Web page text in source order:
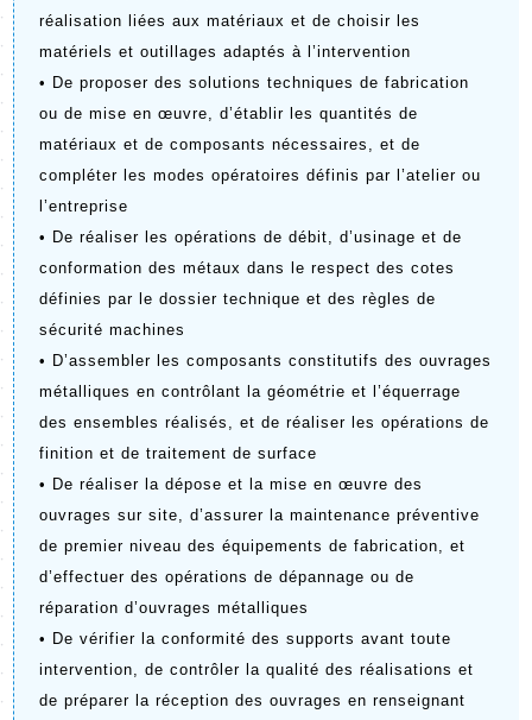
réalisation liées aux matériaux et de choisir les
matériels et outillages adaptés à l’intervention
• De proposer des solutions techniques de fabrication
ou de mise en œuvre, d’établir les quantités de
matériaux et de composants nécessaires, et de
compléter les modes opératoires définis par l’atelier ou
l’entreprise
• De réaliser les opérations de débit, d’usinage et de
conformation des métaux dans le respect des cotes
définies par le dossier technique et des règles de
sécurité machines
• D’assembler les composants constitutifs des ouvrages
métalliques en contrôlant la géométrie et l’équerrage
des ensembles réalisés, et de réaliser les opérations de
finition et de traitement de surface
• De réaliser la dépose et la mise en œuvre des
ouvrages sur site, d’assurer la maintenance préventive
de premier niveau des équipements de fabrication, et
d’effectuer des opérations de dépannage ou de
réparation d’ouvrages métalliques
• De vérifier la conformité des supports avant toute
intervention, de contrôler la qualité des réalisations et
de préparer la réception des ouvrages en renseignant